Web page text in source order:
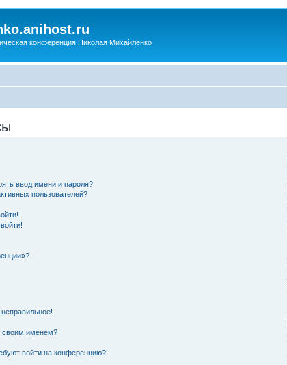
конференция Николая Михайленко
ввод имени и пароля?
пользователей?
своим именем?
войти на конференцию?